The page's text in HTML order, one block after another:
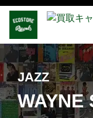
JAZZ
WAYNE